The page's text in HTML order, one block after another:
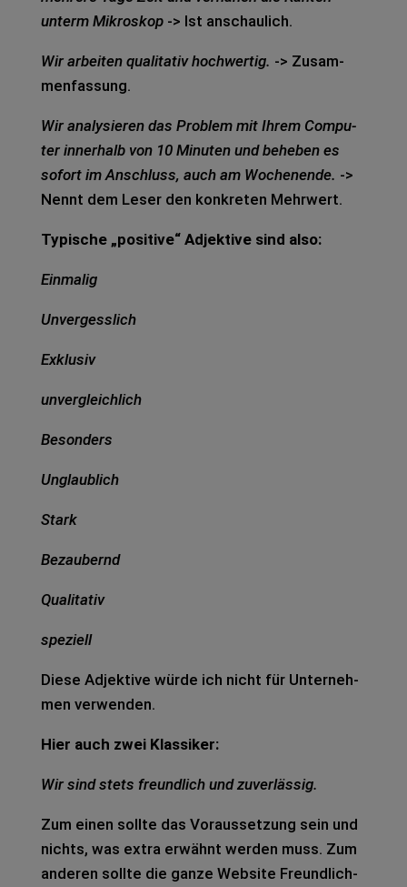
unterm Mikro­skop-> Ist anschau­lich.
Wir arbei­ten qua­li­ta­tiv hoch­wer­tig. -> Zusam­
men­fas­sung.
Wir ana­ly­sie­ren das Pro­blem mit Ihrem Com­pu­
ter inner­halb von 10 Minu­ten und behe­ben es
sofort im Anschluss, auch am Wochen­en­de. ->
Nennt dem Leser den kon­kre­ten Mehr­wert.
Typi­sche „posi­ti­ve“ Adjek­ti­ve sind also:
Ein­ma­lig
Unver­gess­lich
Exklu­siv
unver­gleich­lich
Beson­ders
Unglaub­lich
Stark
Bezau­bernd
Qua­li­ta­tiv
spe­zi­ell
Diese Adjek­ti­ve würde ich nicht für Unter­neh­
men ver­wen­den.
Hier auch zwei Klas­si­ker:
Wir sind stets freund­lich und zuver­läs­sig.
Zum einen soll­te das Vor­aus­set­zung sein und
nichts, was extra erwähnt wer­den muss. Zum
ande­ren soll­te die ganze Web­site Freund­lich­